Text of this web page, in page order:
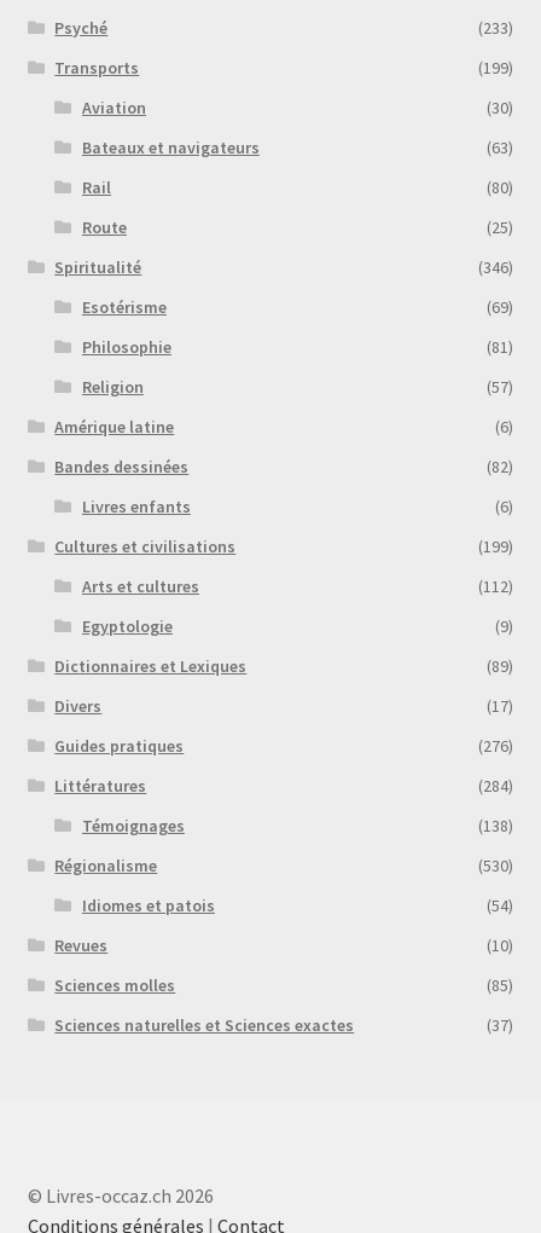
Psyché
(233)
Transports
(199)
Aviation
(30)
Bateaux et navigateurs
(63)
Rail
(80)
Route
(25)
Spiritualité
(346)
Esotérisme
(69)
Philosophie
(81)
Religion
(57)
Amérique latine
(6)
Bandes dessinées
(82)
Livres enfants
(6)
Cultures et civilisations
(199)
Arts et cultures
(112)
Egyptologie
(9)
Dictionnaires et Lexiques
(89)
Divers
(17)
Guides pratiques
(276)
Littératures
(284)
Témoignages
(138)
Régionalisme
(530)
Idiomes et patois
(54)
Revues
(10)
Sciences molles
(85)
Sciences naturelles et Sciences exactes
(37)
© Livres-occaz.ch 2026
Conditions générales | Contact